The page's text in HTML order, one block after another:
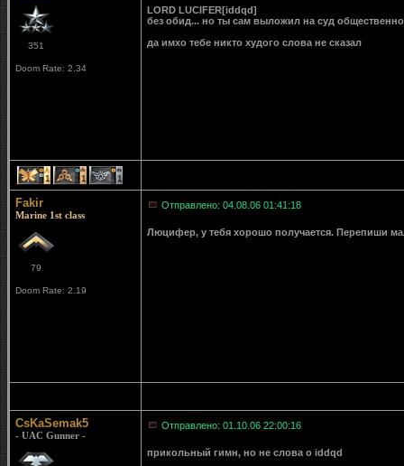
351
Doom Rate: 2.34
LORD LUCIFER[iddqd]
без обид... но ты сам выложил на суд
да имхо тебе никто худого слова не сказал
1 1 1
Fakir
Marine 1st class
79
Doom Rate: 2.19
Отправлено: 04.08.06 01:41:18
Люцифер, у тебя хорошо получается. Перепиши
CsKaSemak5
- UAC Gunner -
Отправлено: 01.10.06 22:00:16
прикольный гимн, но не слова о iddqd